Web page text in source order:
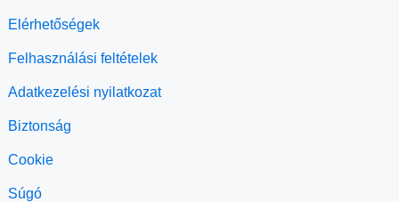
Elérhetőségek
Felhasználási feltételek
Adatkezelési nyilatkozat
Biztonság
Cookie
Súgó